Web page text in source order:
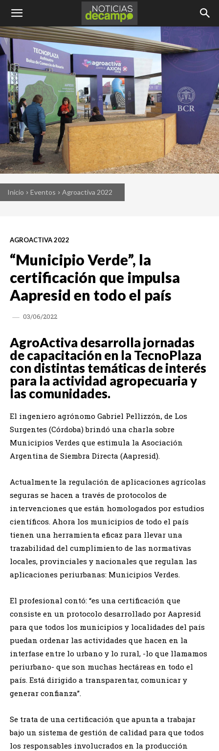
Inicio Eventos Agroactiva 2022
AGROACTIVA 2022
“Municipio Verde”, la
certificación que impulsa
Aapresid en todo el país
03/06/2022
AgroActiva desarrolla jornadas
de capacitación en la TecnoPlaza
con distintas temáticas de interés
para la actividad agropecuaria y
las comunidades.
El ingeniero agrónomo Gabriel Pellizzón, de Los
Surgentes (Córdoba) brindó una charla sobre
Municipios Verdes que estimula la Asociación
Argentina de Siembra Directa (Aapresid).
Actualmente la regulación de aplicaciones agrícolas
seguras se hacen a través de protocolos de
intervenciones que están homologados por estudios
científicos. Ahora los municipios de todo el país
tienen una herramienta eficaz para llevar una
trazabilidad del cumplimiento de las normativas
locales, provinciales y nacionales que regulan las
aplicaciones periurbanas: Municipios Verdes.
El profesional contó: “es una certificación que
consiste en un protocolo desarrollado por Aapresid
para que todos los municipios y localidades del país
puedan ordenar las actividades que hacen en la
interfase entre lo urbano y lo rural, -lo que llamamos
periurbano- que son muchas hectáreas en todo el
país. Está dirigido a transparentar, comunicar y
generar confianza”.
Se trata de una certificación que apunta a trabajar
bajo un sistema de gestión de calidad para que todos
los responsables involucrados en la producción